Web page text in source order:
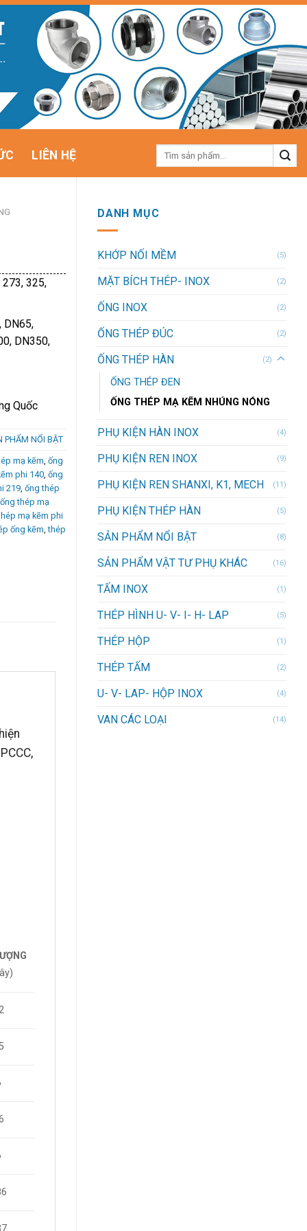
LIÊN HỆ
Tìm
DANH MỤC
KHỚP NỐI MỀM (5)
MẶT BÍCH THÉP- INOX (2)
ỐNG INOX (2)
ỐNG THÉP ĐÚC (2)
ỐNG THÉP HÀN (2)
ỐNG THÉP ĐEN
ỐNG THÉP MẠ KẼM NHÚNG NÓNG
PHỤ KIỆN HÀN INOX (4)
PHỤ KIỆN REN INOX (9)
PHỤ KIỆN REN SHANXI, K1, MECH (11)
PHỤ KIỆN THÉP HÀN (5)
SẢN PHẨM NỔI BẬT (8)
SẢN PHẨM VẬT TƯ PHỤ KHÁC (16)
TẤM INOX (1)
THÉP HÌNH U- V- I- H- LAP (5)
THÉP HỘP (1)
THÉP TẤM (2)
U- V- LAP- HỘP INOX (4)
VAN CÁC LOẠI (14)
273, 325,
DN65,
DN350,
Quốc
PHẨM NỔI BẬT
mạ kẽm, ống
phi 140, ống
219, ống thép
ống thép mạ
mạ kẽm phi
ống kẽm,thép